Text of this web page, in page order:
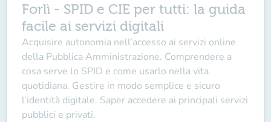
Forlì - SPID e CIE per tutti: la guida
facile ai servizi digitali
Acquisire autonomia nell’accesso ai servizi online
della Pubblica Amministrazione. Comprendere a
cosa serve lo SPID e come usarlo nella vita
quotidiana. Gestire in modo semplice e sicuro
l’identità digitale. Saper accedere ai principali servizi
pubblici e privati.